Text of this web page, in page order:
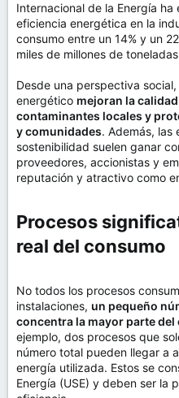
Internacional de la Energía
eficiencia energética en la
consumo entre un 14% y un
miles de millones de
Desde una perspectiva
energético mejoran la
contaminantes locales y
y comunidades. Además, las
sostenibilidad suelen ganar
proveedores, accionistas y
reputación y atractivo como
Procesos
real del consumo​
No todos los procesos
instalaciones, un pequeño
concentra la mayor parte
ejemplo, dos procesos que
número total pueden llegar a
energía utilizada. Estos se
Energía (USE) y deben ser la